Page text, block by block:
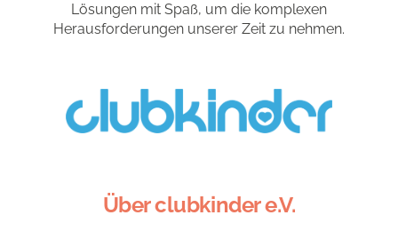
Lösungen mit Spaß, um die komplexen
Herausforderungen unserer Zeit zu nehmen.
Über clubkinder e.V.